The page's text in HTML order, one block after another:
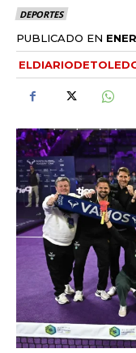
DEPORTES
PUBLICADO EN